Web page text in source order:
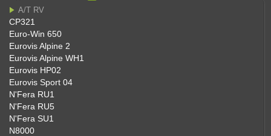
A/T RV
CP321
Euro-Win 650
Eurovis Alpine 2
Eurovis Alpine WH1
Eurovis HP02
Eurovis Sport 04
N'Fera RU1
N'Fera RU5
N'Fera SU1
N8000